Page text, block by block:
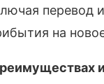
перевод
на